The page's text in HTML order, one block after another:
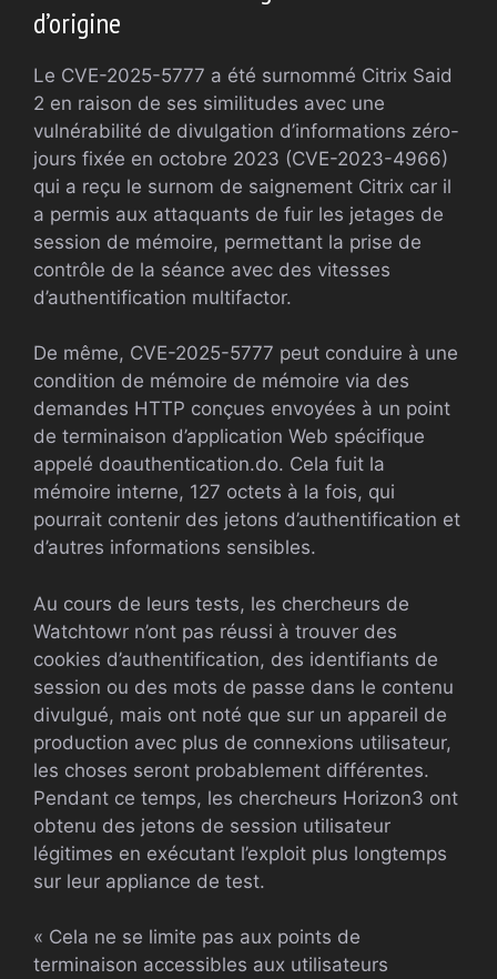
d’origine
Le CVE-2025-5777 a été surnommé Citrix Said
2 en raison de ses similitudes avec une
vulnérabilité de divulgation d’informations zéro-
jours fixée en octobre 2023 (CVE-2023-4966)
qui a reçu le surnom de saignement Citrix car il
a permis aux attaquants de fuir les jetages de
session de mémoire, permettant la prise de
contrôle de la séance avec des vitesses
d’authentification multifactor.
De même, CVE-2025-5777 peut conduire à une
condition de mémoire de mémoire via des
demandes HTTP conçues envoyées à un point
de terminaison d’application Web spécifique
appelé doauthentication.do. Cela fuit la
mémoire interne, 127 octets à la fois, qui
pourrait contenir des jetons d’authentification et
d’autres informations sensibles.
Au cours de leurs tests, les chercheurs de
Watchtowr n’ont pas réussi à trouver des
cookies d’authentification, des identifiants de
session ou des mots de passe dans le contenu
divulgué, mais ont noté que sur un appareil de
production avec plus de connexions utilisateur,
les choses seront probablement différentes.
Pendant ce temps, les chercheurs Horizon3 ont
obtenu des jetons de session utilisateur
légitimes en exécutant l’exploit plus longtemps
sur leur appliance de test.
« Cela ne se limite pas aux points de
terminaison accessibles aux utilisateurs